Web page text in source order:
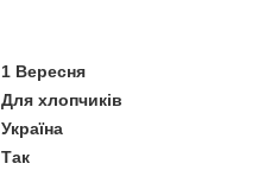
1 Вересня
Для хлопчиків
Україна
Так